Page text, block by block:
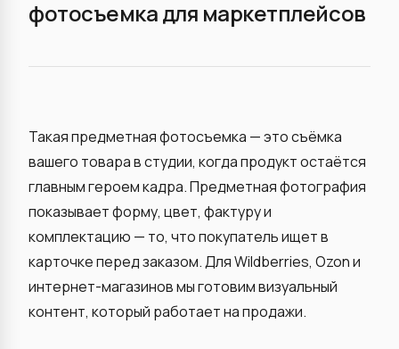
фотосъемка для маркетплейсов
Такая предметная фотосъемка — это съёмка
вашего товара в студии, когда продукт остаётся
главным героем кадра. Предметная фотография
показывает форму, цвет, фактуру и
комплектацию — то, что покупатель ищет в
карточке перед заказом. Для Wildberries, Ozon и
интернет-магазинов мы готовим визуальный
контент, который работает на продажи.